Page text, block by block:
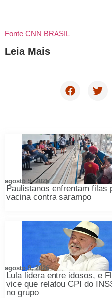
Fonte CNN BRASIL
Leia Mais
Paulistanos enfrentam filas
vacina contra sarampo
agosto 9, 2026
Lula lidera entre idosos, e
vice que relatou CPI do
no grupo
agosto 9, 2026